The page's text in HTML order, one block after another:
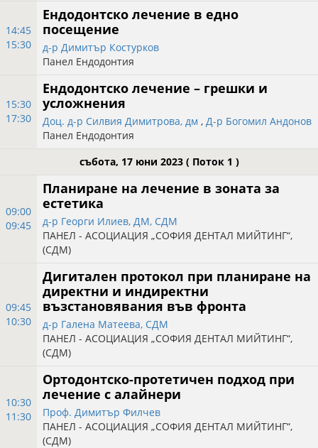
14:45
15:30
Ендодонтско лечение в едно
посещение
д-р Димитър Костурков
Панел Ендодонтия
15:30
17:30
Ендодонтско лечение – грешки и
усложнения
Доц. д-р Силвия Димитрова, дм , Д-р Богомил Андонов
Панел Ендодонтия
събота, 17 юни 2023( Поток 1 )
09:00
09:45
Планиране на лечение в зоната за
естетика
д-р Георги Илиев, ДМ, СДМ
ПАНЕЛ - АСОЦИАЦИЯ „СОФИЯ ДЕНТАЛ МИЙТИНГ“,
(СДМ)
09:45
10:30
Дигитален протокол при планиране на
директни и индиректни
възстановявания във фронта
д-р Галена Матеева, СДМ
ПАНЕЛ - АСОЦИАЦИЯ „СОФИЯ ДЕНТАЛ МИЙТИНГ“,
(СДМ)
10:30
11:30
Ортодонтско-протетичен подход при
лечение с алайнери
Проф. Димитър Филчев
ПАНЕЛ - АСОЦИАЦИЯ „СОФИЯ ДЕНТАЛ МИЙТИНГ“,
(СДМ)